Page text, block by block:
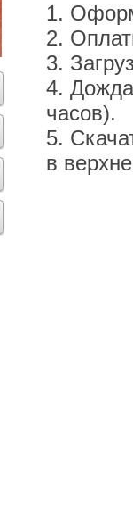
1.
2.
3.
4.
часов).
5.
в